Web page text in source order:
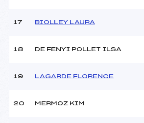
Catégorie :
17 BIOLLEY LAURA
18 DE FENYI POLLET ILSA
19 LAGARDE FLORENCE
20 MERMOZ KIM